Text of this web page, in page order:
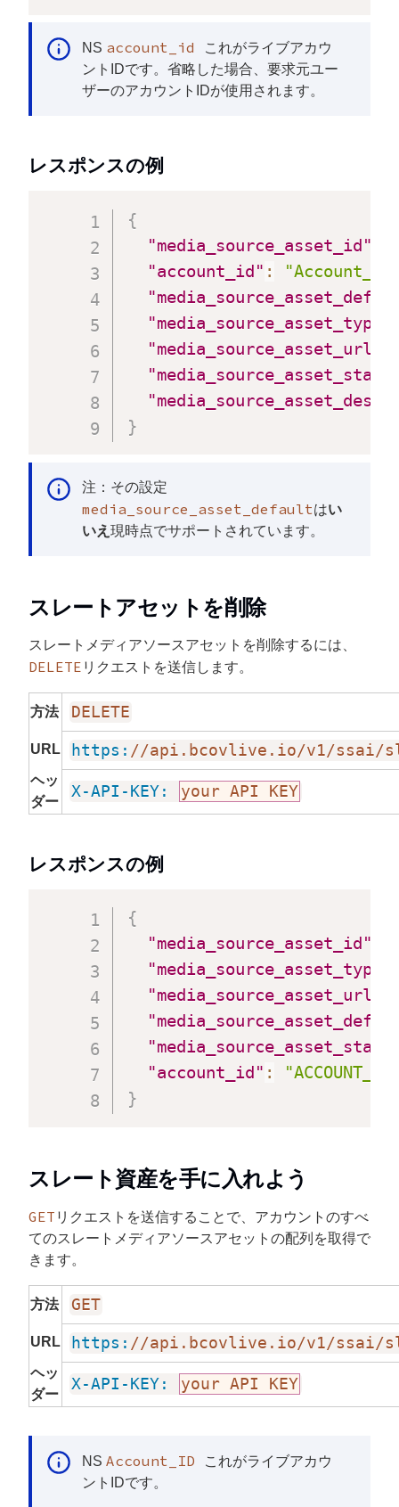
NS account_id
これがライブアカウ
ントIDです。省略した場合、要求元ユー
ザーのアカウントIDが使用されます。
レスポンスの例
{
"media_source_asset_id"
"account_id" :
"media_source_asset_type"
"media_source_asset_url"
}
注：その設定
media_source_asset_defaultはい
いえ 現時点でサポートされています。
スレートアセットを削除
スレートメディアソースアセットを削除するには、
DELETE リクエストを送信します。
方法 DELETE
URL https: //api.bcovlive.io/v1/ssai/
ヘッ
ダー
X-API-KEY: your API KEY
レスポンスの例
{
"media_source_asset_id"
"media_source_asset_type"
"media_source_asset_url"
"account_id" :
}
スレート資産を手に入れよう
GET リクエストを送信することで、アカウントのすべ
てのスレートメディアソースアセットの配列を取得で
きます。
方法 GET
URL https: //api.bcovlive.io/v1/ssai/
ヘッ
ダー
X-API-KEY: your API KEY
NS Account_ID
これがライブアカウ
ントIDです。